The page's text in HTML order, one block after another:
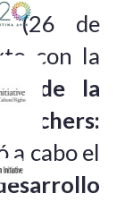
(26 de
con la
de la
a cabo el